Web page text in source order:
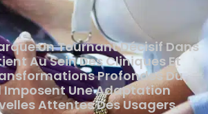
Un Tournant Décisif Dans
Au Sein Des Cliniques Et
Profondes Du
Imposent Une Adaptation
Attentes Des Usagers.